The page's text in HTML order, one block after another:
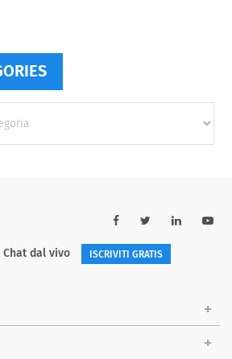
Chat dal vivo ISCRIVITI GRATIS